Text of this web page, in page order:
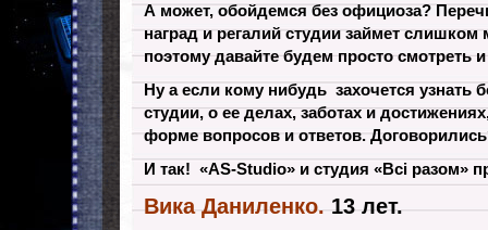
А может, обойдемся без официоза?
наград и регалий студии займет слишком
поэтому давайте будем просто смотреть
Ну а если кому нибудь захочется узнать
студии, о ее делах, заботах и
форме вопросов и ответов.
И так! «AS-Studio» и студия «Всі разом»
Вика Даниленко.13 лет.